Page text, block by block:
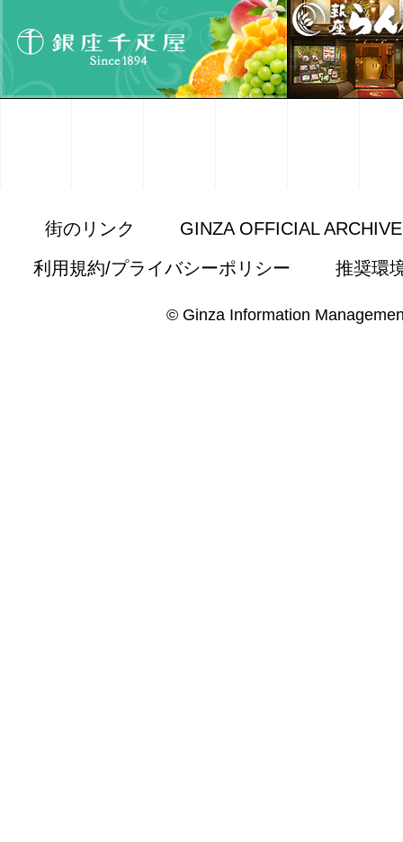
街のリンク
GINZA OFFICIAL
利用規約/プライバシーポリシー
推奨環
© Ginza Information